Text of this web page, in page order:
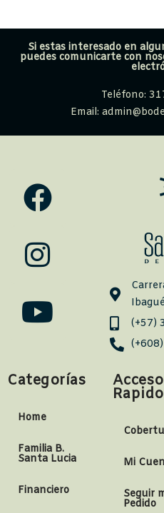
Si estas interesado en
puedes comunicarte con
Teléfono:
Email:
(+57)
Categorías
Home
Familia B.
Santa Lucia
Financiero
Mi
Seguir
Pedido